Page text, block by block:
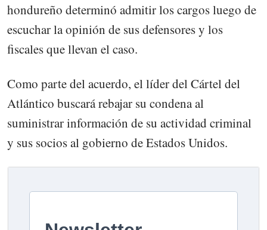
hondureño determinó admitir los cargos luego de
escuchar la opinión de sus defensores y los
fiscales que llevan el caso.
Como parte del acuerdo, el líder del Cártel del
Atlántico buscará rebajar su condena al
suministrar información de su actividad criminal
y sus socios al gobierno de Estados Unidos.